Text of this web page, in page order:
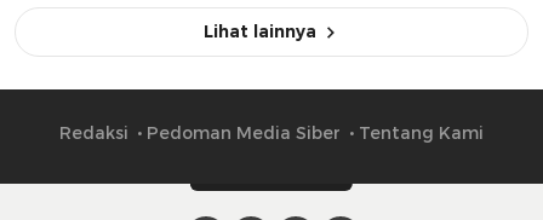
Lihat lainnya
Redaksi Pedoman Media Siber Tentang Kami